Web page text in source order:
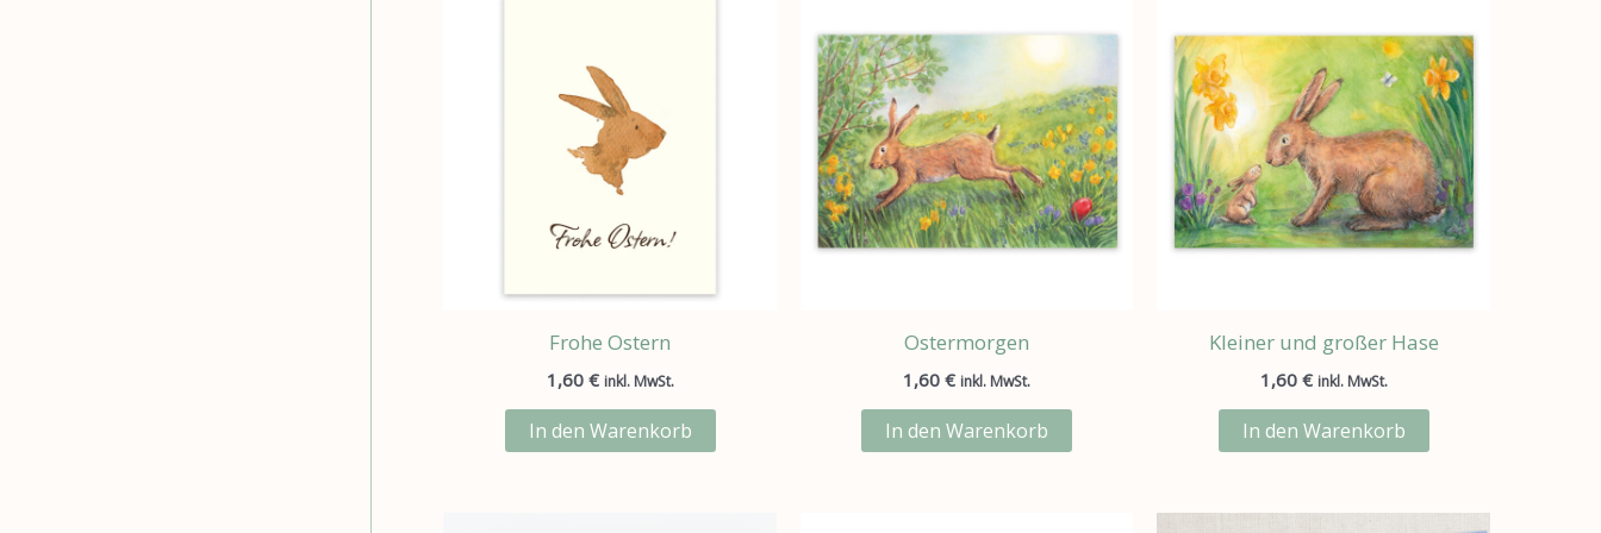
Frohe Ostern
1,60 € inkl. MwSt.
In den Warenkorb
Ostermorgen
1,60€ inkl. MwSt.
In den Warenkorb
Kleiner und großer Hase
1,60 € inkl. MwSt.
In den Warenkorb